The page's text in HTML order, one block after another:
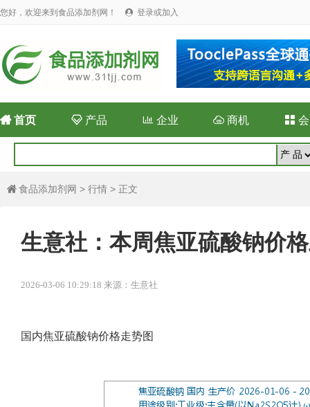
您好，欢迎来到食品添加剂网！  登录或加入
首页 产品 企业  商机 
 食品添加剂网 > 行情 > 正文
生意社：本周焦亚硫酸钠价
2026-03-06 10:29:18 来源：生意社
国内焦亚硫酸钠价格走势图